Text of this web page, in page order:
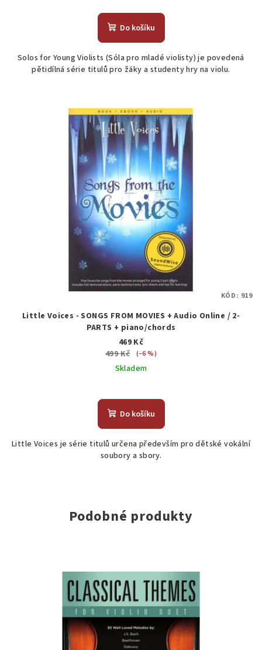
hodnocení
produktu
z
5
Do košíku
Solos for Young Violists (Sóla pro mladé violisty) je povedená
pětidílná série titulů pro žáky a studenty hry na violu.
Little Voices - SONGS FROM MOVIES + Audio Online / 2-
PARTS + piano/chords
469 Kč
499 Kč
(–6 %)
Skladem
hodnocení
produktu
z
5
Do košíku
Little Voices je série titulů určena především pro dětské vokální
soubory a sbory.
KÓD: 919
Podobné produkty